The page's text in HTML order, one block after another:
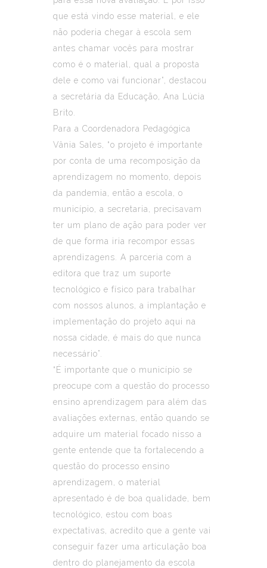
que está vindo esse material, e ele
não poderia chegar à escola sem
antes chamar vocês para mostrar
como é o material, qual a proposta
dele e como vai funcionar”, destacou
a secretária da Educação, Ana Lúcia
Brito.
Para a Coordenadora Pedagógica
Vânia Sales, “o projeto é importante
por conta de uma recomposição da
aprendizagem no momento, depois
da pandemia, então a escola, o
município, a secretaria, precisavam
ter um plano de ação para poder ver
de que forma iria recompor essas
aprendizagens. A parceria com a
editora que traz um suporte
tecnológico e físico para trabalhar
com nossos alunos, a implantação e
implementação do projeto aqui na
nossa cidade, é mais do que nunca
necessário”.
“É importante que o município se
preocupe com a questão do processo
ensino aprendizagem para além das
avaliações externas, então quando se
adquire um material focado nisso a
gente entende que ta fortalecendo a
questão do processo ensino
aprendizagem, o material
apresentado é de boa qualidade, bem
tecnológico, estou com boas
expectativas, acredito que a gente vai
conseguir fazer uma articulação boa
dentro do planejamento da escola